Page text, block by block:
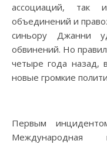
ассоциаций, так
объединений и
синьору Джанни
обвинений. Но
четыре года назад,
новые громкие
Первым
Международная